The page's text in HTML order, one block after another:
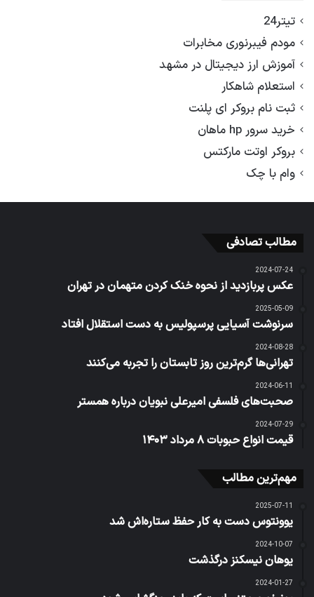
تیتر24
مودم فیبرنوری مخابرات
آموزش ارز دیجیتال در مشهد
استعلام شاهکار
ثبت نام بروکر ای پلنت
خرید سرور hp ماهان
بروکر اوتت مارکتس
وام با چک
مطالب تصادفی
2024-07-24
عکس پربازدید از نحوه خنک کردن متهمان در تهران
2025-05-09
سرنوشت آسیایی پرسپولیس به دست استقلال افتاد
2024-08-28
تهرانی‌ها گرم‌ترین روز تابستان را تجربه می‌کنند
2024-06-11
صحبت‌های فلسفی امیرعلی نبویان درباره همستر
2024-07-29
قیمت انواع حبوبات ۸ مرداد ۱۴۰۳
مهم‌ترین مطالب
2025-07-11
یوونتوس دست به کار حفظ ستاره‌اش شد
2024-10-07
یوهان نیسکنز درگذشت
2024-01-27